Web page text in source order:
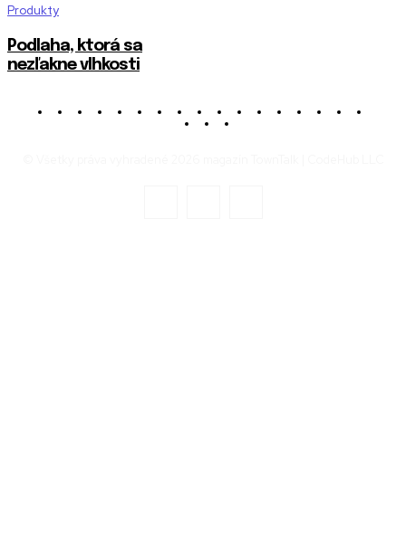
Produkty
Podlaha, ktorá sa
nezľakne vlhkosti